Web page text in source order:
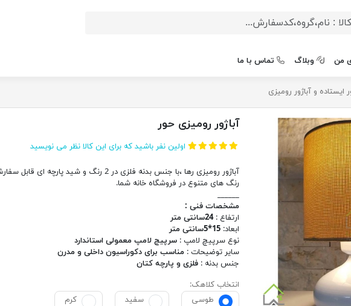
من وبلاگ تماس با ما
ایستاده و آباژور رومیزی
آباژور رومیزی حور
اولین نفر باشید که برای این کالا نظر می نویسید
آباژور رومیزی رها ،با جنس بدنه فلزی در 2 رنگ و شید پارچه ای
رنگ های متنوع در فروشگاه خانه شما.
______
مشخصات فنی :
ارتفاع :24سانتی متر
ابعاد: 15*5سانتی متر
نوع سرپیچ لامپ : سرپیچ لامپ معمولی استاندارد
سایر توضیحات : مناسب برای دکوراسیون داخلی و مدرن
جنس بدنه : فلزی و پارچه کتان
انتخاب کلاهک:
طوسی
سفید کرم